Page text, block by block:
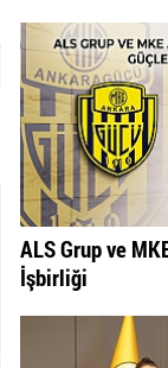
ALS Grup ve
İşbirliği